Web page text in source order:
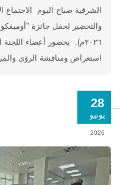
الشرقية صباح اليوم الاجتماع
٢٠٢٦م). بحضور أعضاء
استعراض ومناقشة الرؤى
28
يونيو
2026